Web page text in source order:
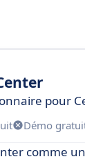
pour
Démo
comme